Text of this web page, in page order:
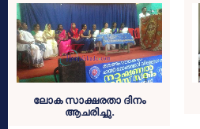
ലോക സാക്ഷരതാ ദിനം
ആചരിച്ചു.